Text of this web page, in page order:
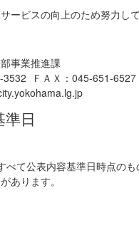
ービスの向上のため努力して
事業推進課
ＦＡＸ：045-651-6527
日
べて公表内容基準日時点の
あります。